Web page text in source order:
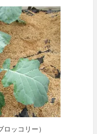
ロッコリー）